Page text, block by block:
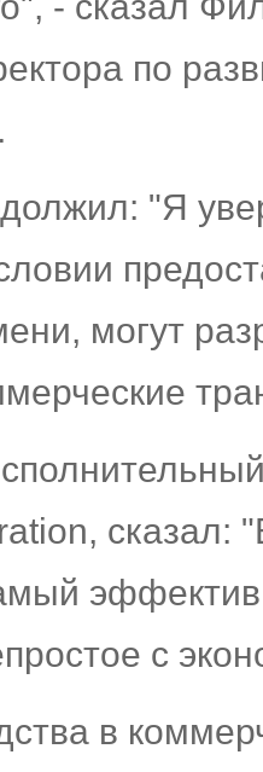
по
"Я
могут
сказал:
с
в